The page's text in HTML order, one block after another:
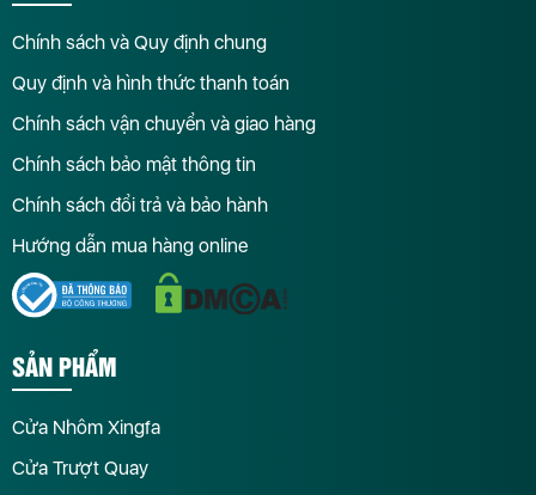
Chính sách và Quy định chung
Quy định và hình thức thanh toán
Chính sách vận chuyển và giao hàng
Chính sách bảo mật thông tin
Chính sách đổi trả và bảo hành
Hướng dẫn mua hàng online
SẢN PHẨM
Cửa Nhôm Xingfa
Cửa Trượt Quay